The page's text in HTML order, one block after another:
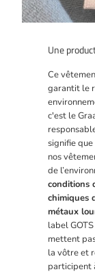
Une
Ce
garantit le
c'est le
signifie
nos
de
conditions
chimiques
métaux
label
mettent
la vôtre et
participent